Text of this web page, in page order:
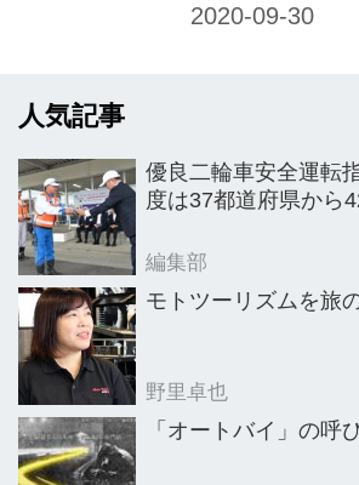
させてスタート。12
人気記事
優良二輪車安全運転
度は37都道府県から
編集部
モトツーリズムを旅
野里卓也
「オートバイ」の呼